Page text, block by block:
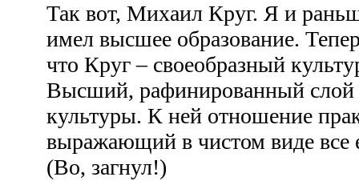
Так вот, Михаил Круг. Я и
имел высшее образование.
что Круг – своеобразный
Высший, рафинированный слой
культуры. К ней отношение
выражающий в чистом виде все
(Во, загнул!)